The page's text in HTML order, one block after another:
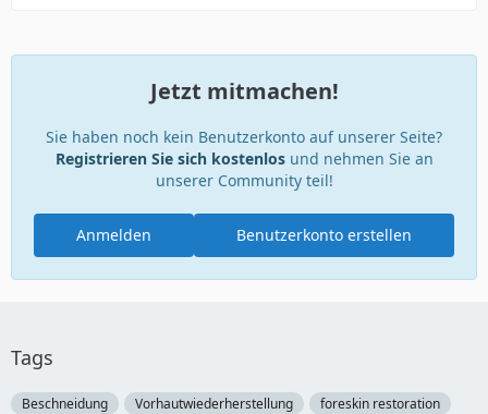
Jetzt mitmachen!
Sie haben noch kein Benutzerkonto auf unserer Seite?
Registrieren Sie sich kostenlosund nehmen Sie an
unserer Community teil!
Benutzerkonto erstellen
Anmelden
Tags
Beschneidung Vorhautwiederherstellung foreskin restoration